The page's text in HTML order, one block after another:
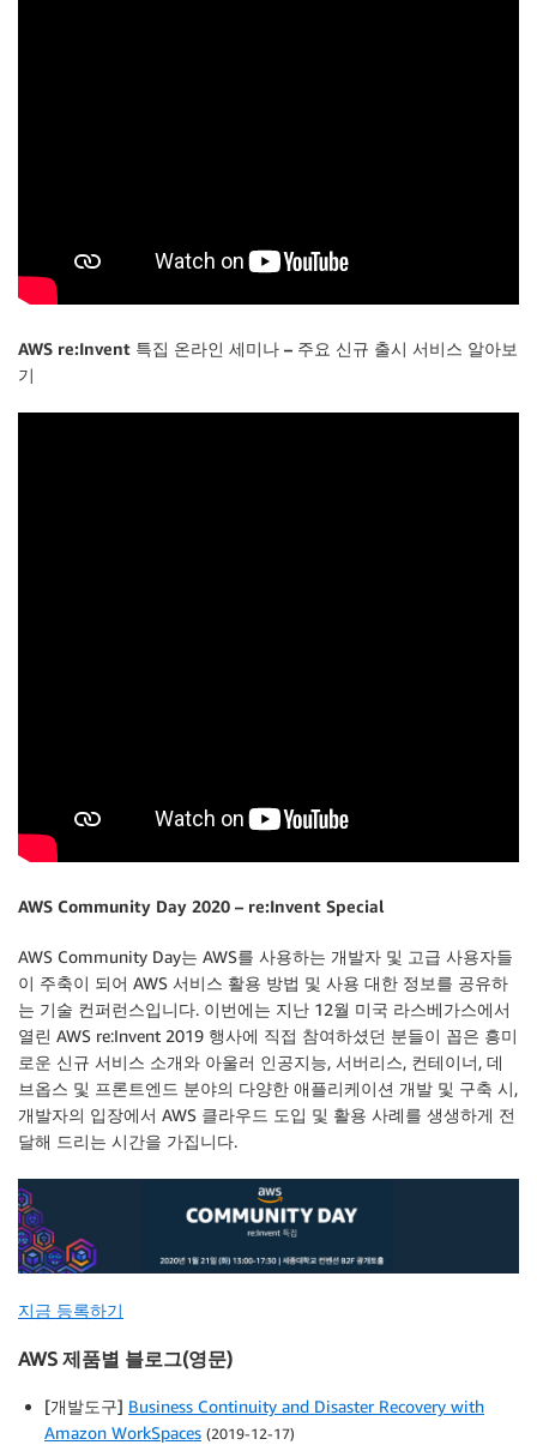
AWS re:Invent 특집 온라인 세미나 – 주요 신규 출시 서비스 알아보
기
AWS Community Day 2020 – re:Invent Special
AWS Community Day는 AWS를 사용하는 개발자 및 고급 사용자들
이 주축이 되어 AWS 서비스 활용 방법 및 사용 대한 정보를 공유하
는 기술 컨퍼런스입니다. 이번에는 지난 12월 미국 라스베가스에서
열린 AWS re:Invent 2019 행사에 직접 참여하셨던 분들이 꼽은 흥미
로운 신규 서비스 소개와 아울러 인공지능, 서버리스, 컨테이너, 데
브옵스 및 프론트엔드 분야의 다양한 애플리케이션 개발 및 구축 시,
개발자의 입장에서 AWS 클라우드 도입 및 활용 사례를 생생하게 전
달해 드리는 시간을 가집니다.
지금 등록하기
AWS 제품별 블로그(영문)
[개발도구] Business Continuity and Disaster Recovery with
Amazon WorkSpaces (2019-12-17)